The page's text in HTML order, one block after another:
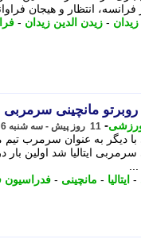
انتظار و هیجان
زیدان - زیدن الدین زیدان -
مانچینی سرمربی
- 11 روز پیش - سه شنبه 6 مرداد 1405، 20:02
با دیگر به عنوان سرمرب
سرمربی ایتالیا شد اولین
- ایتالیا - مانچینی - فدراسیون